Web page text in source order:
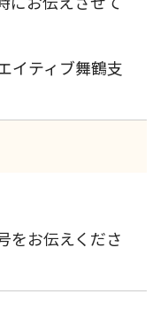
イティブ舞鶴支
をお伝えくださ